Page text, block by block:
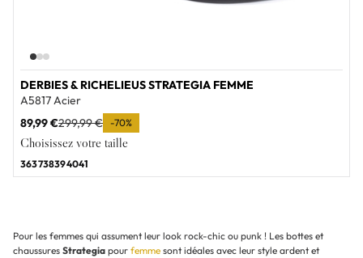
DERBIES & RICHELIEUS STRATEGIA FEMME
A5817 Acier
89,99 €299,99 € -70%
Choisissez votre taille
363738394041
Pour les femmes qui assument leur look rock-chic ou punk ! Les bottes et
chaussures Strategia pour femme sont idéales avec leur style ardent et